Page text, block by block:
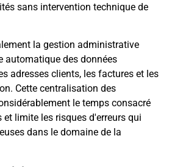
sans intervention technique de
la gestion administrative
automatique des données
adresses clients, les factures et les
Cette centralisation des
le temps consacré
limite les risques d'erreurs qui
dans le domaine de la